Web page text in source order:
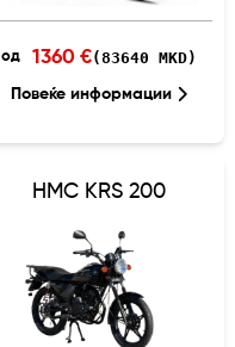
Повеќе информации
од 1360 €(83640 MKD)
HMC KRS 200